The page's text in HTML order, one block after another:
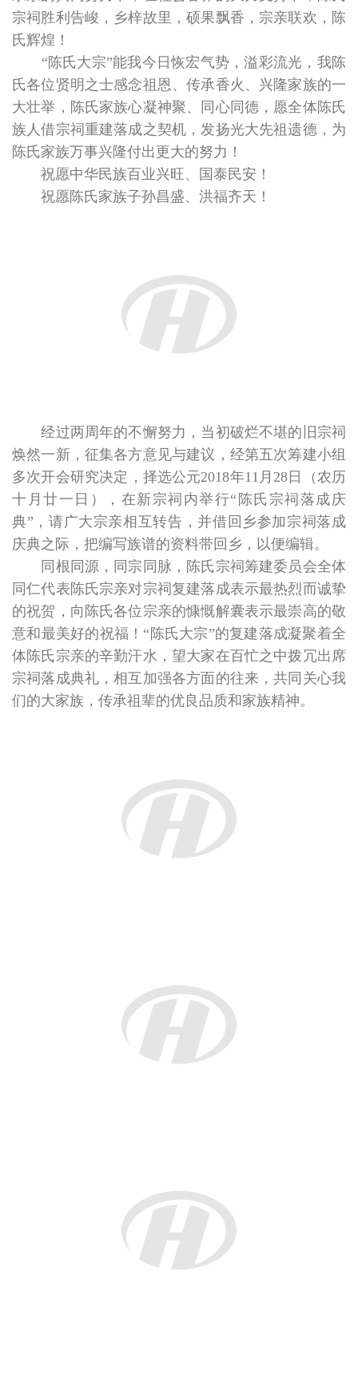
宗祠胜利告峻，乡梓故里，硕果飘香，宗亲联欢，陈
氏辉煌！
“陈氏大宗”能我今日恢宏气势，溢彩流光，我陈
氏各位贤明之士感念祖恩、传承香火、兴隆家族的一
大壮举，陈氏家族心凝神聚、同心同德，愿全体陈氏
族人借宗祠重建落成之契机，发扬光大先祖遗德，为
陈氏家族万事兴隆付出更大的努力！
祝愿中华民族百业兴旺、国泰民安！
祝愿陈氏家族子孙昌盛、洪福齐天！
经过两周年的不懈努力，当初破烂不堪的旧宗祠
焕然一新，征集各方意见与建议，经第五次筹建小组
多次开会研究决定，择选公元2018年11月28日（农历
十月廿一日）
，在新宗祠内举行“陈氏宗祠落成庆
典”，请广大宗亲相互转告，并借回乡参加宗祠落成
庆典之际，把编写族谱的资料带回乡，以便编辑。
同根同源，同宗同脉，陈氏宗祠筹建委员会全体
同仁代表陈氏宗亲对宗祠复建落成表示最热烈而诚挚
的祝贺，向陈氏各位宗亲的慷慨解囊表示最崇高的敬
意和最美好的祝福！“陈氏大宗”的复建落成凝聚着全
体陈氏宗亲的辛勤汗水，望大家在百忙之中拨冗出席
宗祠落成典礼，相互加强各方面的往来，共同关心我
们的大家族，传承祖辈的优良品质和家族精神。